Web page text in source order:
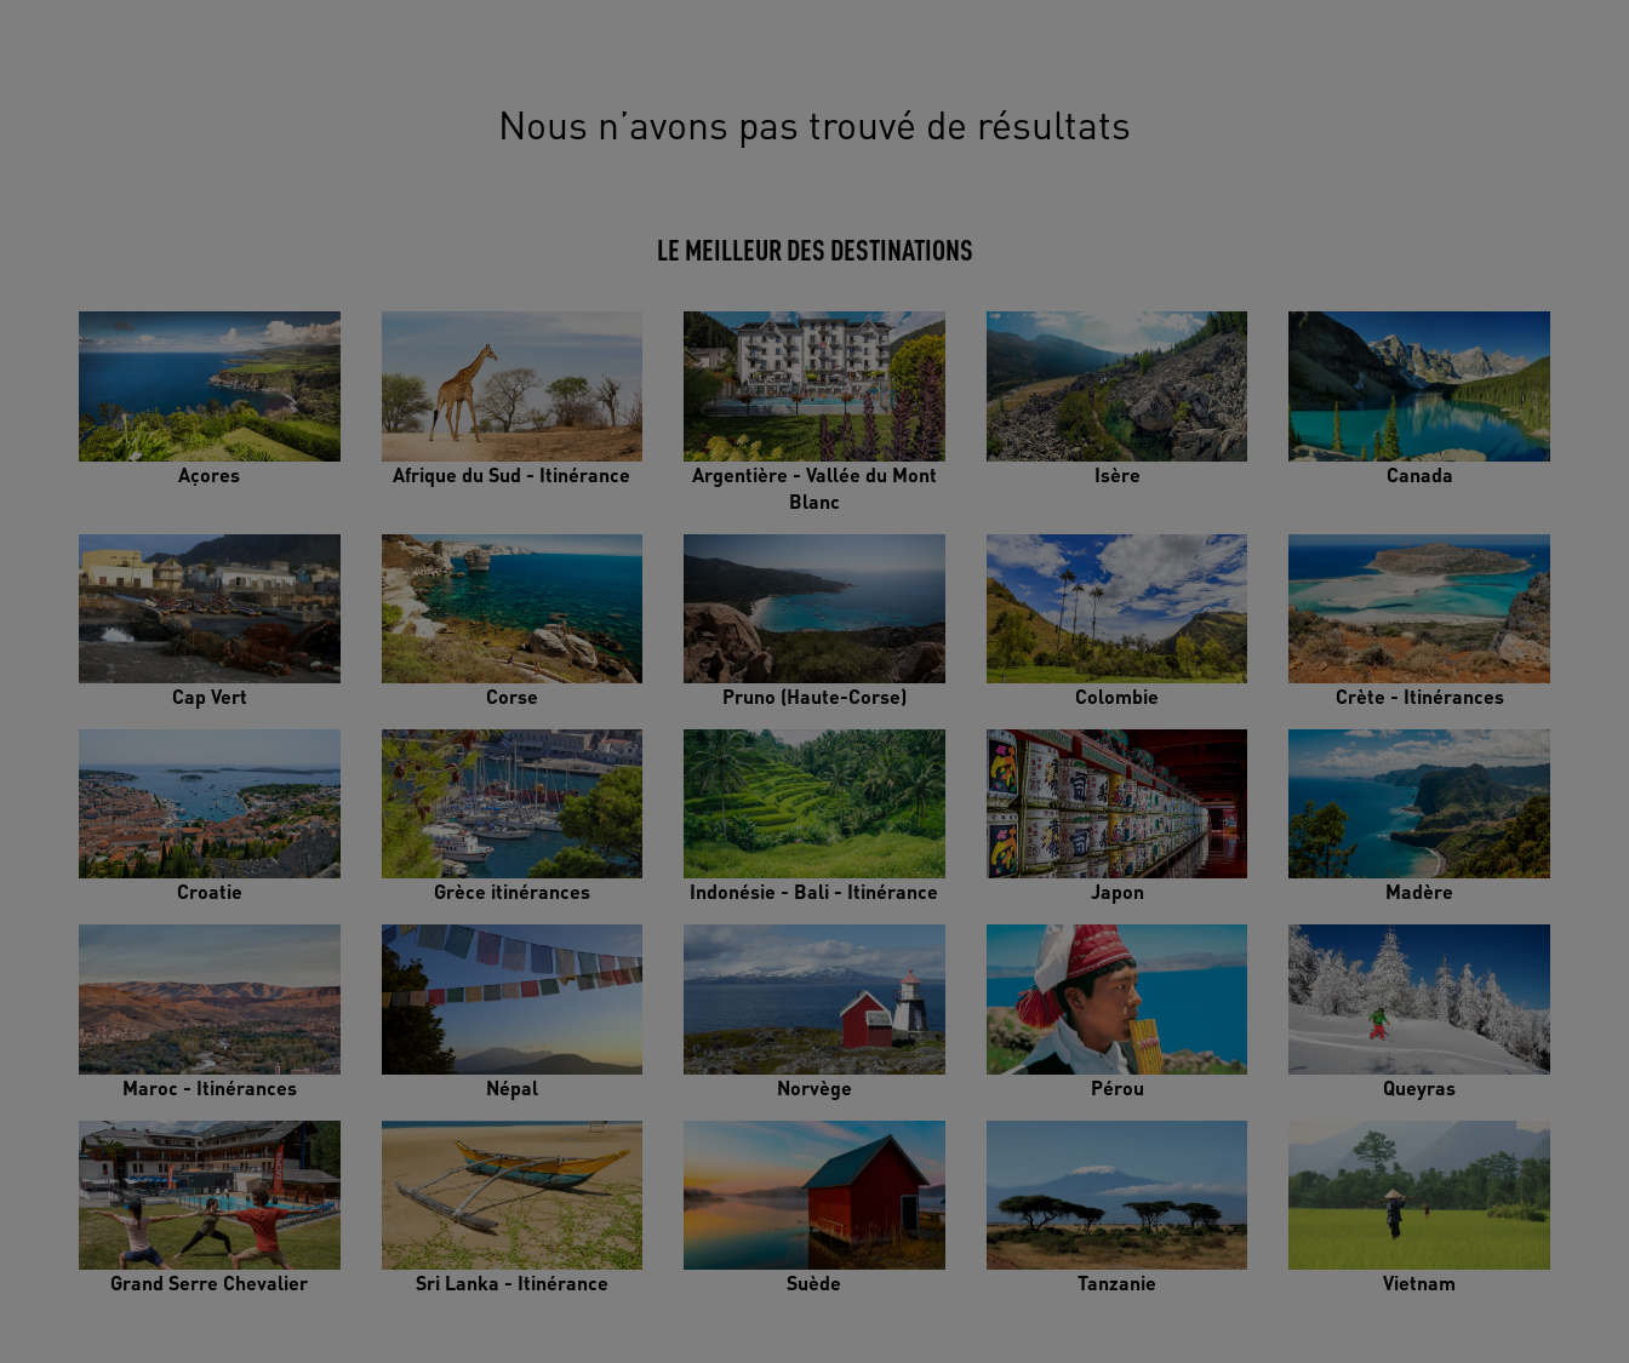
Nous n’avons pas trouvé de résultats
LE MEILLEUR DES DESTINATIONS
Açores Afrique du Sud - Itinérance
Argentière - Vallée du Mont
Blanc
Isère Canada
Cap Vert Corse Pruno (Haute-Corse) Colombie Crète - Itinérances
Croatie Grèce itinérances Indonésie - Bali - Itinérance Japon Madère
Maroc - Itinérances Népal Norvège Pérou Queyras
Grand Serre Chevalier Sri Lanka - Itinérance Suède Tanzanie Vietnam